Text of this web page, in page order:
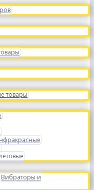
товары
Вибраторы и